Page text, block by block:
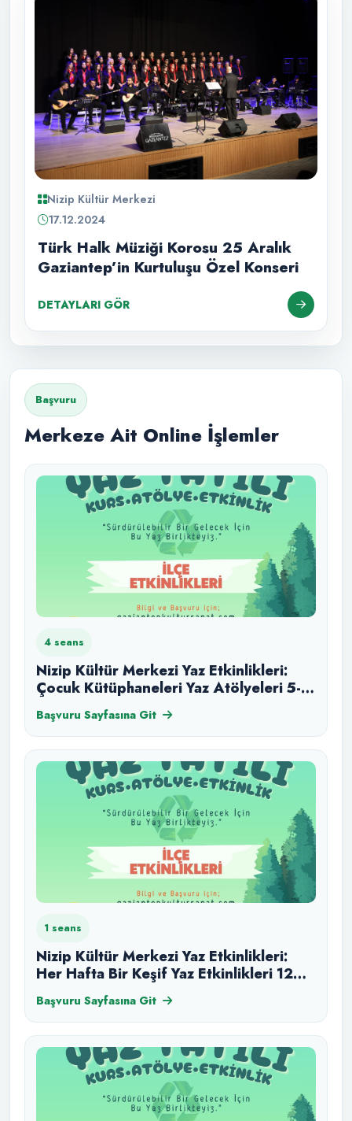
Nizip Kültür Merkezi
17.12.2024
Türk Halk Müziği Korosu 25 Aralık
Gaziantep’in Kurtuluşu Özel Konseri
DETAYLARI GÖR
Başvuru
Merkeze Ait Online İşlemler
4 seans
Nizip Kültür Merkezi Yaz Etkinlikleri:
Çocuk Kütüphaneleri Yaz Atölyeleri 5-
12 Yaş 11 Ağustos
Başvuru Sayfasına Git
1 seans
Nizip Kültür Merkezi Yaz Etkinlikleri:
Her Hafta Bir Keşif Yaz Etkinlikleri 12
Ağustos
Başvuru Sayfasına Git